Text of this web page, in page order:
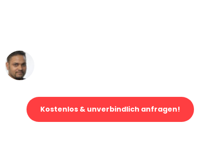
Kostenlos & unverbindlich anfragen!